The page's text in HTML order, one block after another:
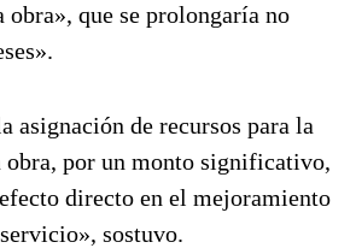
obra», que se prolongaría no
asignación de recursos para la
obra, por un monto significativo,
directo en el mejoramiento
sostuvo.